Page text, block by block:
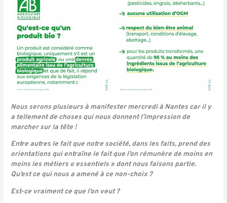
Nous serons plusieurs à manifester mercredi à Nantes car il y
a tellement de choses qui nous donnent l’impression de
marcher sur la tête !
Entre autres le fait que notre société, dans les faits, prend des
orientations qui entraîne le fait que l’on rémunère de moins en
moins les métiers « essentiels » dont nous faisons partie.
Qu’est ce qui nous a amené à ce non-choix ?
Est-ce vraiment ce que l’on veut ?